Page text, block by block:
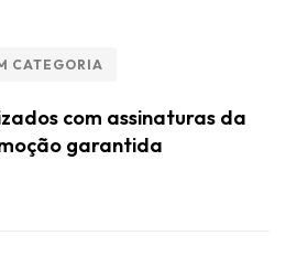
CATEGORIA
com assinaturas da
garantida